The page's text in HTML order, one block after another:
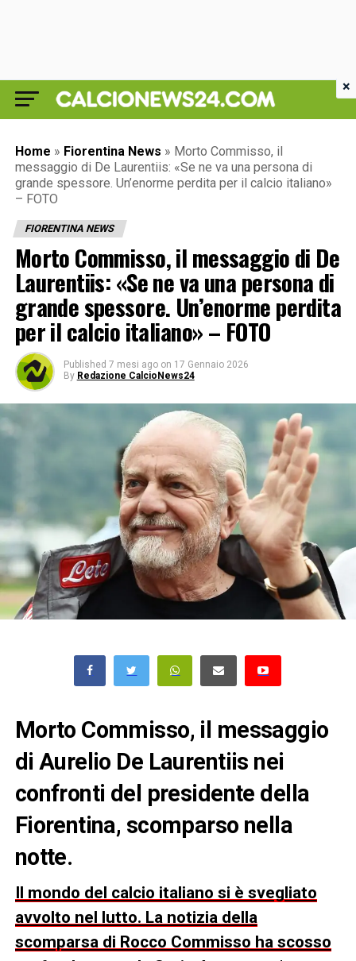
Home » Fiorentina News » Morto Commisso, il
messaggio di De Laurentiis: «Se ne va una persona di
grande spessore. Un’enorme perdita per il calcio italiano»
– FOTO
FIORENTINA NEWS
Morto Commisso, il messaggio di De
Laurentiis: «Se ne va una persona di
grande spessore. Un’enorme perdita
per il calcio italiano» – FOTO
Published 7 mesi ago on 17 Gennaio 2026
By Redazione CalcioNews24
Morto Commisso, il messaggio
di Aurelio De Laurentiis nei
confronti del presidente della
Fiorentina, scomparso nella
notte.
Il mondo del calcio italiano si è svegliato
avvolto nel lutto. La notizia della
scomparsa di Rocco Commisso ha scosso
×